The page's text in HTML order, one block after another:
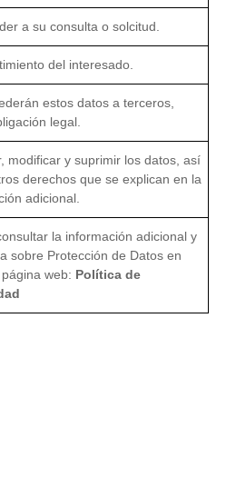
a su consulta o solcitud.
del interesado.
estos datos a terceros,
legal.
modificar y suprimir los datos, así
derechos que se explican en la
adicional.
la información adicional y
sobre Protección de Datos en
web: Política de